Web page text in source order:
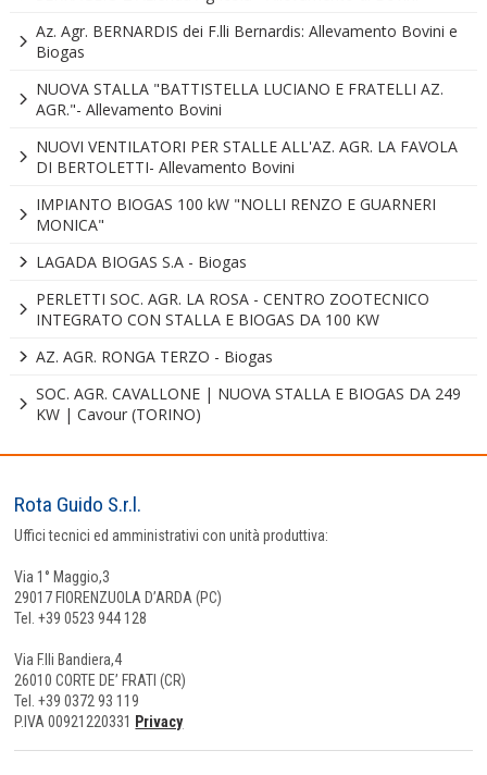
Az. Agr. BERNARDIS dei F.lli Bernardis: Allevamento Bovini e
Biogas
NUOVA STALLA "BATTISTELLA LUCIANO E FRATELLI AZ.
AGR."- Allevamento Bovini
NUOVI VENTILATORI PER STALLE ALL'AZ. AGR. LA FAVOLA
DI BERTOLETTI- Allevamento Bovini
IMPIANTO BIOGAS 100 kW "NOLLI RENZO E GUARNERI
MONICA"
LAGADA BIOGAS S.A - Biogas
PERLETTI SOC. AGR. LA ROSA - CENTRO ZOOTECNICO
INTEGRATO CON STALLA E BIOGAS DA 100 KW
AZ. AGR. RONGA TERZO - Biogas
SOC. AGR. CAVALLONE | NUOVA STALLA E BIOGAS DA 249
KW | Cavour (TORINO)
Rota Guido S.r.l.
Uffici tecnici ed amministrativi con unità produttiva:
Via 1° Maggio,3
29017 FIORENZUOLA D’ARDA (PC)
Tel. +39 0523 944 128
Via F.lli Bandiera,4
26010 CORTE DE’ FRATI (CR)
Tel. +39 0372 93 119
P.IVA 00921220331 Privacy